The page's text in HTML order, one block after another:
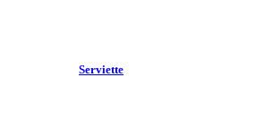
Serviette